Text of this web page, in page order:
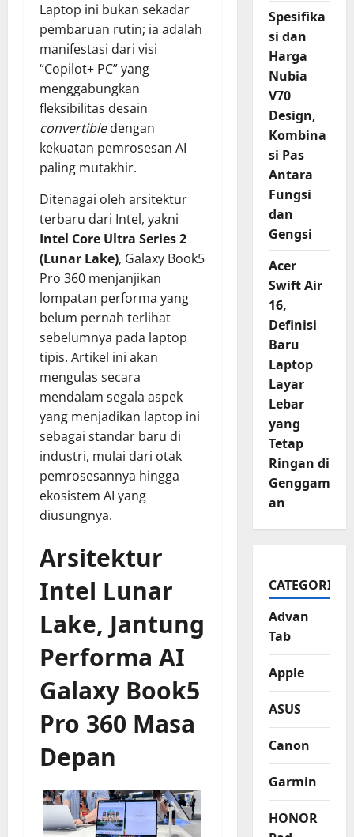
Laptop ini bukan sekadar
pembaruan rutin; ia adalah
manifestasi dari visi
“Copilot+ PC” yang
menggabungkan
fleksibilitas desain
convertibledengan
kekuatan pemrosesan AI
paling mutakhir.
Ditenagai oleh arsitektur
terbaru dari Intel, yakni
Intel Core Ultra Series 2
(Lunar Lake), Galaxy Book5
Pro 360 menjanjikan
lompatan performa yang
belum pernah terlihat
sebelumnya pada laptop
tipis. Artikel ini akan
mengulas secara
mendalam segala aspek
yang menjadikan laptop ini
sebagai standar baru di
industri, mulai dari otak
pemrosesannya hingga
ekosistem AI yang
diusungnya.
Arsitektur
Intel Lunar
Lake, Jantung
Performa AI
Galaxy Book5
Pro 360 Masa
Depan
Spesifika
si dan
Harga
Nubia
V70
Design,
Kombina
si Pas
Antara
Fungsi
dan
Gengsi
Acer
Swift Air
16,
Definisi
Baru
Laptop
Layar
Lebar
yang
Tetap
Ringan di
Genggam
an
CATEGORIES
Advan
Tab
Apple
ASUS
Canon
Garmin
HONOR